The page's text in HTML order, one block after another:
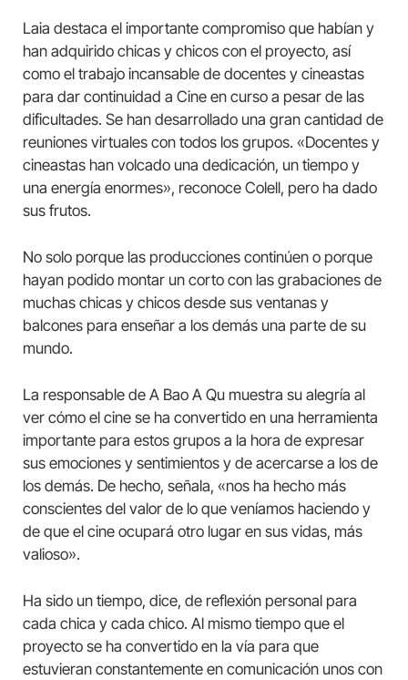
Laia destaca el importante compromiso que habían y
han adquirido chicas y chicos con el proyecto, así
como el trabajo incansable de docentes y cineastas
para dar continuidad a Cine en curso a pesar de las
dificultades. Se han desarrollado una gran cantidad de
reuniones virtuales con todos los grupos. «Docentes y
cineastas han volcado una dedicación, un tiempo y
una energía enormes», reconoce Colell, pero ha dado
sus frutos.
No solo porque las producciones continúen o porque
hayan podido montar un corto con las grabaciones de
muchas chicas y chicos desde sus ventanas y
balcones para enseñar a los demás una parte de su
mundo.
La responsable de A Bao A Qu muestra su alegría al
ver cómo el cine se ha convertido en una herramienta
importante para estos grupos a la hora de expresar
sus emociones y sentimientos y de acercarse a los de
los demás. De hecho, señala, «nos ha hecho más
conscientes del valor de lo que veníamos haciendo y
de que el cine ocupará otro lugar en sus vidas, más
valioso».
Ha sido un tiempo, dice, de reflexión personal para
cada chica y cada chico. Al mismo tiempo que el
proyecto se ha convertido en la vía para que
estuvieran constantemente en comunicación unos con